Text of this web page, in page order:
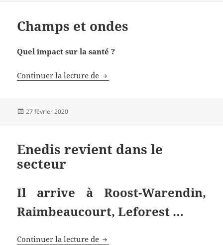
Champs et ondes
Quel impact sur la santé ?
Continuer la lecture de Champs et ondes
Publié
27 février 2020
Enedis revient dans le
secteur
Il arrive à Roost-Warendin,
Raimbeaucourt, Leforest …
Continuer la lecture de Enedis revient dans le secteur